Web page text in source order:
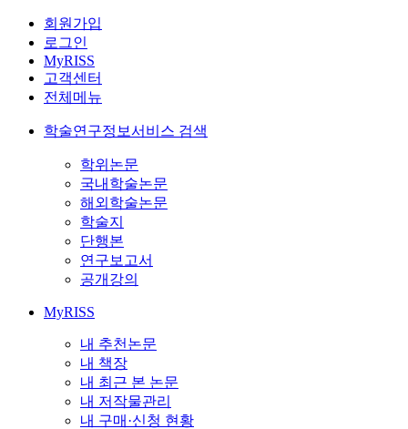
회원가입
로그인
MyRISS
고객센터
전체메뉴
학술연구정보서비스 검색
학위논문
국내학술논문
해외학술논문
학술지
단행본
연구보고서
공개강의
MyRISS
내 추천논문
내 책장
내 최근 본 논문
내 저작물관리
내 구매·신청 현황